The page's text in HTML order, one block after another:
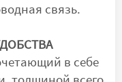
связь.
в себе